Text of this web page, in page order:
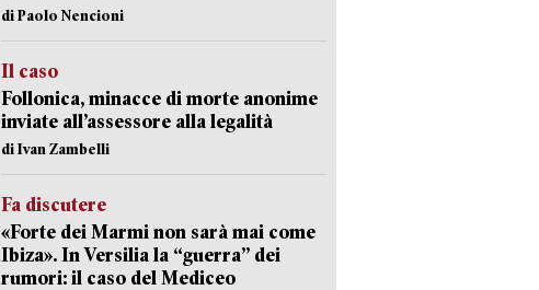
di Paolo Nencioni
Il caso
Follonica, minacce di morte anonime
inviate all’assessore alla legalità
di Ivan Zambelli
Fa discutere
«Forte dei Marmi non sarà mai come
Ibiza». In Versilia la “guerra” dei
rumori: il caso del Mediceo